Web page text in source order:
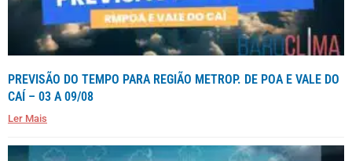
PREVISÃO DO TEMPO PARA REGIÃO METROP. DE POA E VALE DO
CAÍ – 03 A 09/08
Ler Mais